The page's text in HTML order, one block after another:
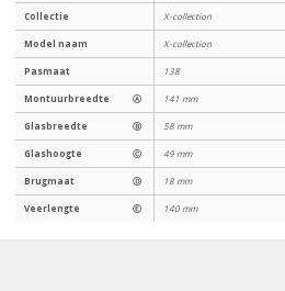
Collectie X-collection
Model naam X-collection
Pasmaat 138
Montuurbreedte Ⓐ 141 mm
Glasbreedte Ⓑ 58 mm
Glashoogte Ⓒ 49 mm
Brugmaat Ⓓ 18 mm
Veerlengte Ⓔ 140 mm